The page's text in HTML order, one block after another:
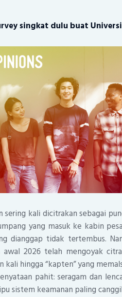
singkat dulu buat
sering kali dicitrakan sebagai
yang masuk ke kabin
dianggap tidak tertembus.
awal 2026 telah mengoyak
kali hingga “kapten” yang
pahit: seragam dan
sistem keamanan paling